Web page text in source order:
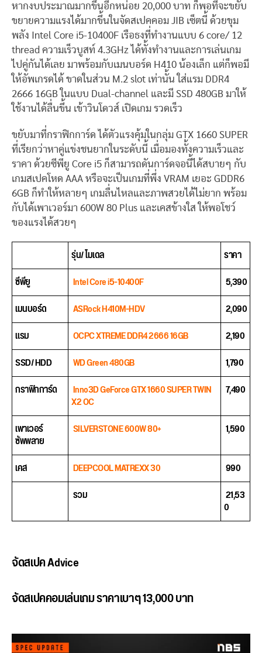
หากงบประมาณมากขึ้นอีกหน่อย 20,000 บาท ก็พอที่จะขยับ
ขยายความแรงได้มากขึ้นในจัดสเปคคอม JIB เซ็ตนี้ ด้วยขุม
พลัง Intel Core i5-10400F เรือธงที่ทำงานแบบ 6 core/ 12
thread ความเร็วบูสท์ 4.3GHz ได้ทั้งทำงานและการเล่นเกม
ไปคู่กันได้เลย มาพร้อมกับเมนบอร์ด H410 น้องเล็ก แต่ก็พอมี
ให้อัพเกรดได้ ขาดในส่วน M.2 slot เท่านั้น ใส่แรม DDR4
2666 16GB ในแบบ Dual-channel และมี SSD 480GB มาให้
ใช้งานได้ลื่นขึ้น เข้าวินโดวส์ เปิดเกม รวดเร็ว
ขยับมาที่กราฟิกการ์ด ได้ตัวแรงคุ้มในกลุ่ม GTX 1660 SUPER
ที่เรียกว่าหาคู่แข่งชนยากในระดับนี้ เมื่อมองทั้งความเร็วและ
ราคา ด้วยซีพียู Core i5 ก็สามารถดันการ์ดจอนี้ได้สบายๆ กับ
เกมสเปคโหด AAA หรือจะเป็นเกมที่พึ่ง VRAM เยอะ GDDR6
6GB ก็ทำให้หลายๆ เกมลื่นไหลและภาพสวยได้ไม่ยาก พร้อม
กับได้เพาเวอร์มา 600W 80 Plus และเคสข้างใส ให้พอโชว์
ของแรงได้สวยๆ
รุ่น/ โมเดล
ราคา
ซีพียู
Intel Core i5-10400F
5,390
เมนบอร์ด
ASRock H410M-HDV
2,090
แรม
OCPC XTREME DDR4 2666 16GB
2,190
SSD/ HDD
WD Green 480GB
1,790
กราฟิกการ์ด
Inno3D GeForce GTX 1660 SUPER TWIN
X2 OC
7,490
เพาเวอร์
ซัพพลาย
SILVERSTONE 600W 80+ 1,590
เคส DEEPCOOL MATREXX 30
990
รวม
21,53
0
จัดสเปค Advice
จัดสเปคคอมเล่นเกม ราคาเบาๆ 13,000 บาท